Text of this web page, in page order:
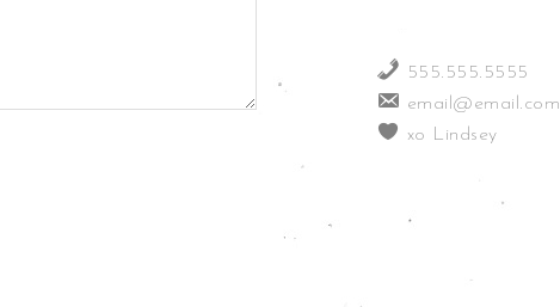
555.555.5555
email@email.com
xo Lindsey